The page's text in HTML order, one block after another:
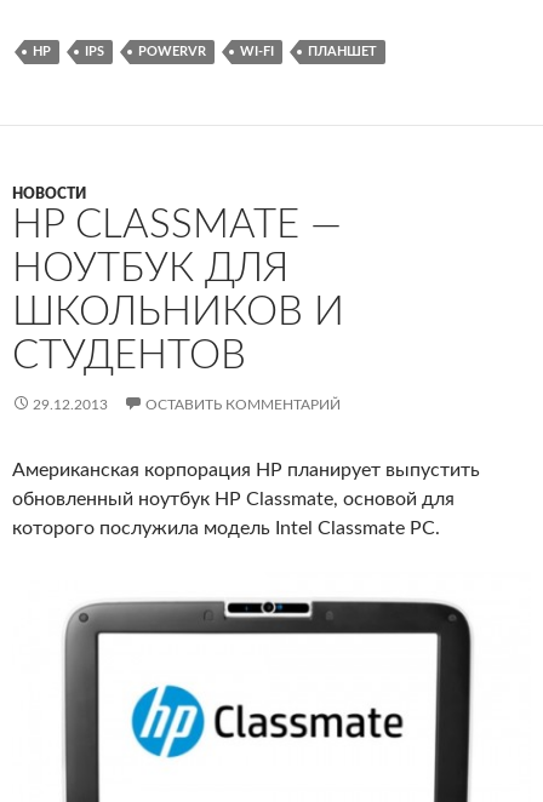
HP IPS POWERVR WI-FI ПЛАНШЕТ
НОВОСТИ
HP CLASSMATE —
НОУТБУК ДЛЯ
ШКОЛЬНИКОВ И
СТУДЕНТОВ
29.12.2013 ОСТАВИТЬ КОММЕНТАРИЙ
Американская корпорация HP планирует выпустить
обновленный ноутбук HP Classmate, основой для
которого послужила модель Intel Classmate PC.